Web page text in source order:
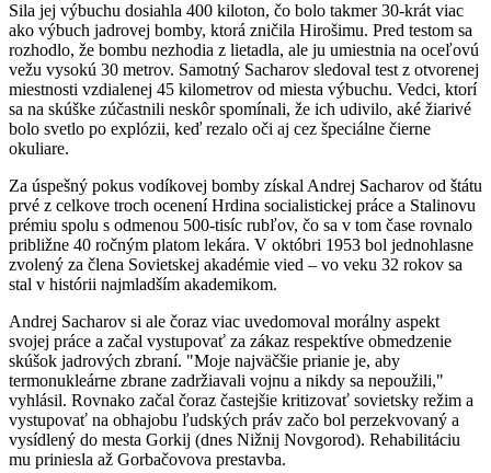
Sila jej výbuchu dosiahla 400 kiloton, čo bolo takmer 30-krát viac
ako výbuch jadrovej bomby, ktorá zničila Hirošimu. Pred testom sa
rozhodlo, že bombu nezhodia z lietadla, ale ju umiestnia na oceľovú
vežu vysokú 30 metrov. Samotný Sacharov sledoval test z otvorenej
miestnosti vzdialenej 45 kilometrov od miesta výbuchu. Vedci, ktorí
sa na skúške zúčastnili neskôr spomínali, že ich udivilo, aké žiarivé
bolo svetlo po explózii, keď rezalo oči aj cez špeciálne čierne
okuliare.
Za úspešný pokus vodíkovej bomby získal Andrej Sacharov od štátu
prvé z celkove troch ocenení Hrdina socialistickej práce a Stalinovu
prémiu spolu s odmenou 500-tisíc rubľov, čo sa v tom čase rovnalo
približne 40 ročným platom lekára. V októbri 1953 bol jednohlasne
zvolený za člena Sovietskej akadémie vied – vo veku 32 rokov sa
stal v histórii najmladším akademikom.
Andrej Sacharov si ale čoraz viac uvedomoval morálny aspekt
svojej práce a začal vystupovať za zákaz respektíve obmedzenie
skúšok jadrových zbraní. "Moje najväčšie prianie je, aby
termonukleárne zbrane zadržiavali vojnu a nikdy sa nepoužili,"
vyhlásil. Rovnako začal čoraz častejšie kritizovať sovietsky režim a
vystupovať na obhajobu ľudských práv začo bol perzekvovaný a
vysídlený do mesta Gorkij (dnes Nižnij Novgorod). Rehabilitáciu
mu priniesla až Gorbačovova prestavba.